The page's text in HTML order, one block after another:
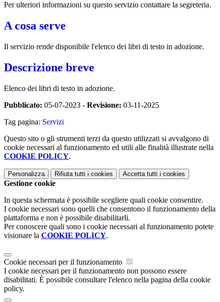
Per ulteriori informazioni su questo servizio contattare la segreteria.
A cosa serve
Il servizio rende disponibile l'elenco dei libri di testo in adozione.
Descrizione breve
Elenco dei libri di testo in adozione.
Pubblicato: 05-07-2023 - Revisione: 03-11-2025
Tag pagina: Servizi
Questo sito o gli strumenti terzi da questo utilizzati si avvalgono di
cookie necessari al funzionamento ed utili alle finalità illustrate nella
COOKIE POLICY.
Personalizza Rifiuta tutti i cookies Accetta tutti i cookies
Gestione cookie
In questa schermata è possibile scegliere quali cookie consentire.
I cookie necessari sono quelli che consentono il funzionamento della
piattaforma e non è possibile disabilitarli.
Per conoscere quali sono i cookie necessari al funzionamento potete
visionare la COOKIE POLICY.
Cookie necessari per il funzionamento
I cookie necessari per il funzionamento non possono essere
disabilitati. È possibile consultare l'elenco nella pagina della cookie
policy.